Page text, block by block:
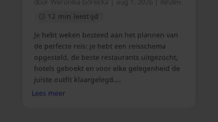
12 min leestijd
Je hebt weken besteed aan het plannen van
de perfecte reis: je hebt een reisschema
opgesteld, de beste restaurants uitgezocht,
hotels geboekt en voor elke gelegenheid de
juiste outfit klaargelegd....
Lees meer